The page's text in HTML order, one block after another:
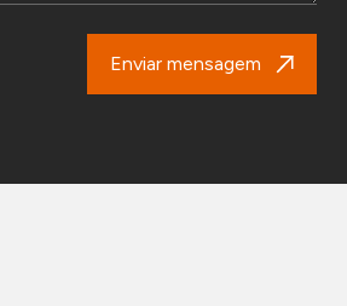
Enviar mensagem